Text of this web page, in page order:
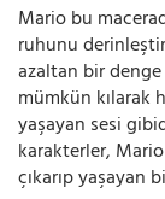
Mario bu
ruhunu
azaltan bir
mümkün kılarak
yaşayan sesi
karakterler,
çıkarıp yaşayan